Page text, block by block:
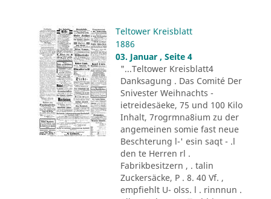
Teltower Kreisblatt
1886
03. Januar , Seite 4
"...Teltower Kreisblatt4
Danksagung . Das Comité Der
Snivester Weihnachts -
ietreidesäeke, 75 und 100 Kilo
Inhalt, 7rogrmna8ium zu der
angemeinen somie fast neue
Beschterung l-' esin saqt - .l
den te Herren rl .
Fabrikbesitzern , . talin
Zuckersäcke, P . 8. 40 Vf. ,
empfiehlt U- olss. l . rinnnun .